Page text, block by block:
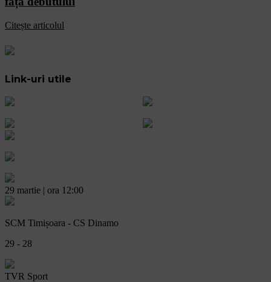
Citește articolul
Link-uri utile
29 martie | ora 12:00
SCM Timișoara - CS Dinamo
29 - 28
TVR Sport